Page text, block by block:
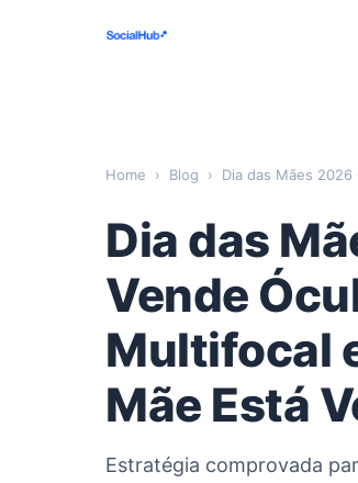
Home › Blog › Dia das Mães 2026
Dia das
Vende
Multifocal
Mãe Está
Estratégia comprovada